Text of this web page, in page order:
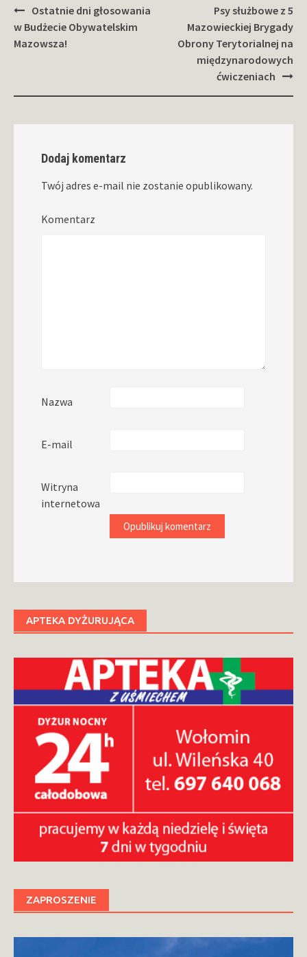
Zobacz
wpisy
Ostatnie dni głosowania
w Budżecie Obywatelskim
Mazowsza!
Psy służbowe z 5
Mazowieckiej Brygady
Obrony Terytorialnej na
międzynarodowych
ćwiczeniach
Dodaj komentarz
Twój adres e-mail nie zostanie opublikowany.
Komentarz
Nazwa
E-mail
Witryna
internetowa
APTEKA DYŻURUJĄCA
ZAPROSZENIE